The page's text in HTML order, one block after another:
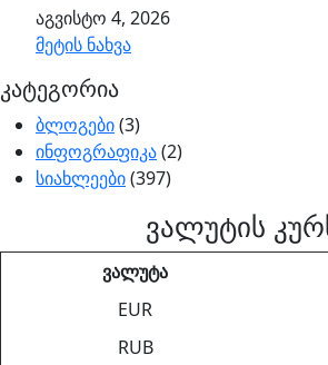
აგვისტო 4, 2026
მეტის ნახვა
კატეგორია
ბლოგები(3)
ინფოგრაფიკა(2)
სიახლეები(397)
ვალუტის
ვალუტა
EUR
RUB